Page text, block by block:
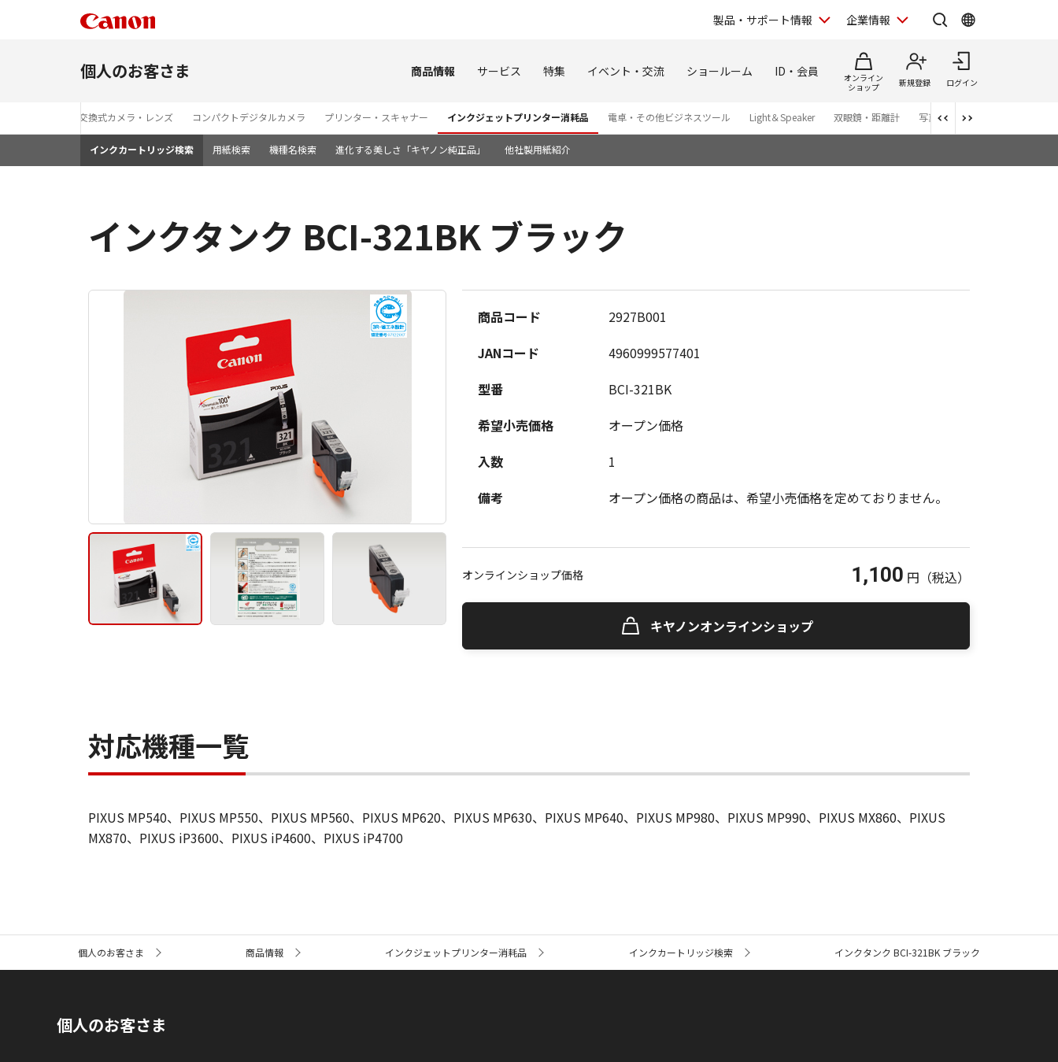
製品・サポート情報 企業情報
個人のお客さま 商品情報 サービス 特集 イベント・交流 ショールーム ID・会員
オンライン
ショップ
新規登録 ログイン
レンズ交換式カメラ・レンズ コンパクトデジタルカメラ プリンター・スキャナー インクジェットプリンター消耗品 電卓・その他ビジネスツール Light＆Speaker 双眼鏡・距離計 写真集 アプリ・ソフトウエ
インクカートリッジ検索 用紙検索 機種名検索 進化する美しさ「キヤノン純正品」 他社製用紙紹介
インクタンク BCI-321BK ブラック
商品コード
2927B001
JANコード
4960999577401
型番
BCI-321BK
希望小売価格
オープン価格
入数
1
備考
オープン価格の商品は、希望小売価格を定めておりません。
オンラインショップ価格 1,100 円 （税込）
キヤノンオンラインショップ
対応機種一覧
PIXUS MP540、PIXUS MP550、PIXUS MP560、PIXUS MP620、PIXUS MP630、PIXUS MP640、PIXUS MP980、PIXUS MP990、PIXUS MX860、PIXUS
MX870、PIXUS iP3600、PIXUS iP4600、PIXUS iP4700
ト
個人のお客さま 商品情報 インクジェットプリンター消耗品 インクカートリッジ検索 インクタンク BCI-321BK ブラック
個人のお客さま